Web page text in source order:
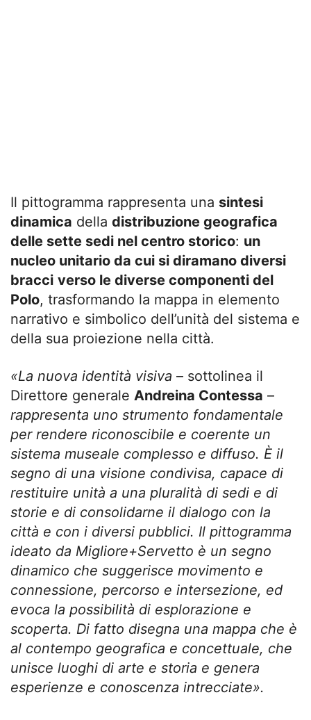
Il pittogramma rappresenta una sintesi
dinamica della distribuzione geografica
delle sette sedi nel centro storico: un
nucleo unitario da cui si diramano diversi
bracci verso le diverse componenti del
Polo, trasformando la mappa in elemento
narrativo e simbolico dell’unità del sistema e
della sua proiezione nella città.
«La nuova identità visiva – sottolinea il
Direttore generale Andreina Contessa –
rappresenta uno strumento fondamentale
per rendere riconoscibile e coerente un
sistema museale complesso e diffuso. È il
segno di una visione condivisa, capace di
restituire unità a una pluralità di sedi e di
storie e di consolidarne il dialogo con la
città e con i diversi pubblici. Il pittogramma
ideato da Migliore+Servetto è un segno
dinamico che suggerisce movimento e
connessione, percorso e intersezione, ed
evoca la possibilità di esplorazione e
scoperta. Di fatto disegna una mappa che è
al contempo geografica e concettuale, che
unisce luoghi di arte e storia e genera
esperienze e conoscenza intrecciate».